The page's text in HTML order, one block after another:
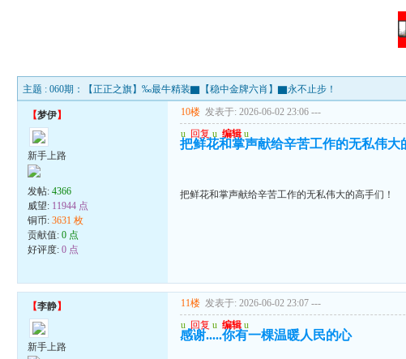
主题 : 060期：【正正之旗】‰最牛精装▇【稳中金牌六肖】▇永不止步！
【梦伊】
新手上路
发帖:4366
威望: 11944 点
铜币:3631 枚
贡献值:0 点
好评度:0 点
10楼 发表于: 2026-06-02 23:06 ---
u 回复 u 编辑 u
把鲜花和掌声献给辛苦工作的无私伟大
把鲜花和掌声献给辛苦工作的无私伟大的高手们！
【李静】
新手上路
11楼 发表于: 2026-06-02 23:07 ---
u 回复 u 编辑 u
感谢.....你有一棵温暖人民的心